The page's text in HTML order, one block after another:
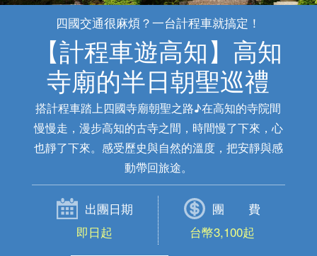
四國交通很麻煩？一台計程車就搞定！
【計程車遊高知】高知
寺廟的半日朝聖巡禮
搭計程車踏上四國寺廟朝聖之路♪在高知的寺院間
慢慢走，漫步高知的古寺之間，時間慢了下來，心
也靜了下來。感受歷史與自然的溫度，把安靜與感
動帶回旅途。
出團日期
即日起
團 費
台幣3,100起